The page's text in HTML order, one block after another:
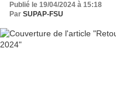
Publié le 19/04/2024 à 15:18
Par SUPAP-FSU